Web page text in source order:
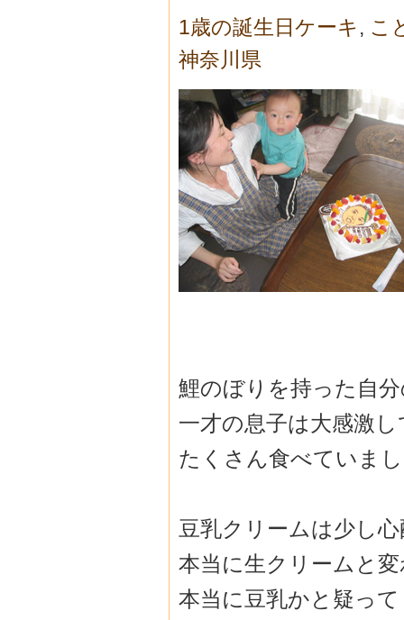
1歳の誕生日ケーキ , こ
神奈川県
鯉のぼりを持った自
一才の息子は大感激
たくさん食べていま
豆乳クリームは少し
本当に生クリームと
本当に豆乳かと疑っ